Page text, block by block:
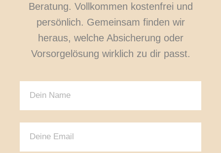
Beratung. Vollkommen kostenfrei und
persönlich. Gemeinsam finden wir
heraus, welche Absicherung oder
Vorsorgelösung wirklich zu dir passt.